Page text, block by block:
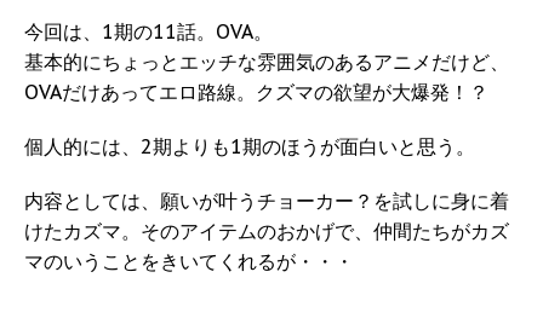
今回は、1期の11話。OVA。
基本的にちょっとエッチな雰囲気のあるアニメだけど、
OVAだけあってエロ路線。クズマの欲望が大爆発！？
個人的には、2期よりも1期のほうが面白いと思う。
内容としては、願いが叶うチョーカー？を試しに身に着
けたカズマ。そのアイテムのおかげで、仲間たちがカズ
マのいうことをきいてくれるが・・・